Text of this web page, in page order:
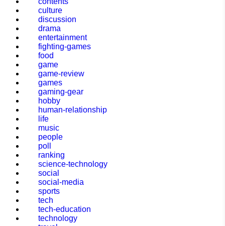
culture
discussion
drama
entertainment
fighting-games
food
game
game-review
games
gaming-gear
hobby
human-relationship
life
music
people
poll
ranking
science-technology
social
social-media
sports
tech
tech-education
technology